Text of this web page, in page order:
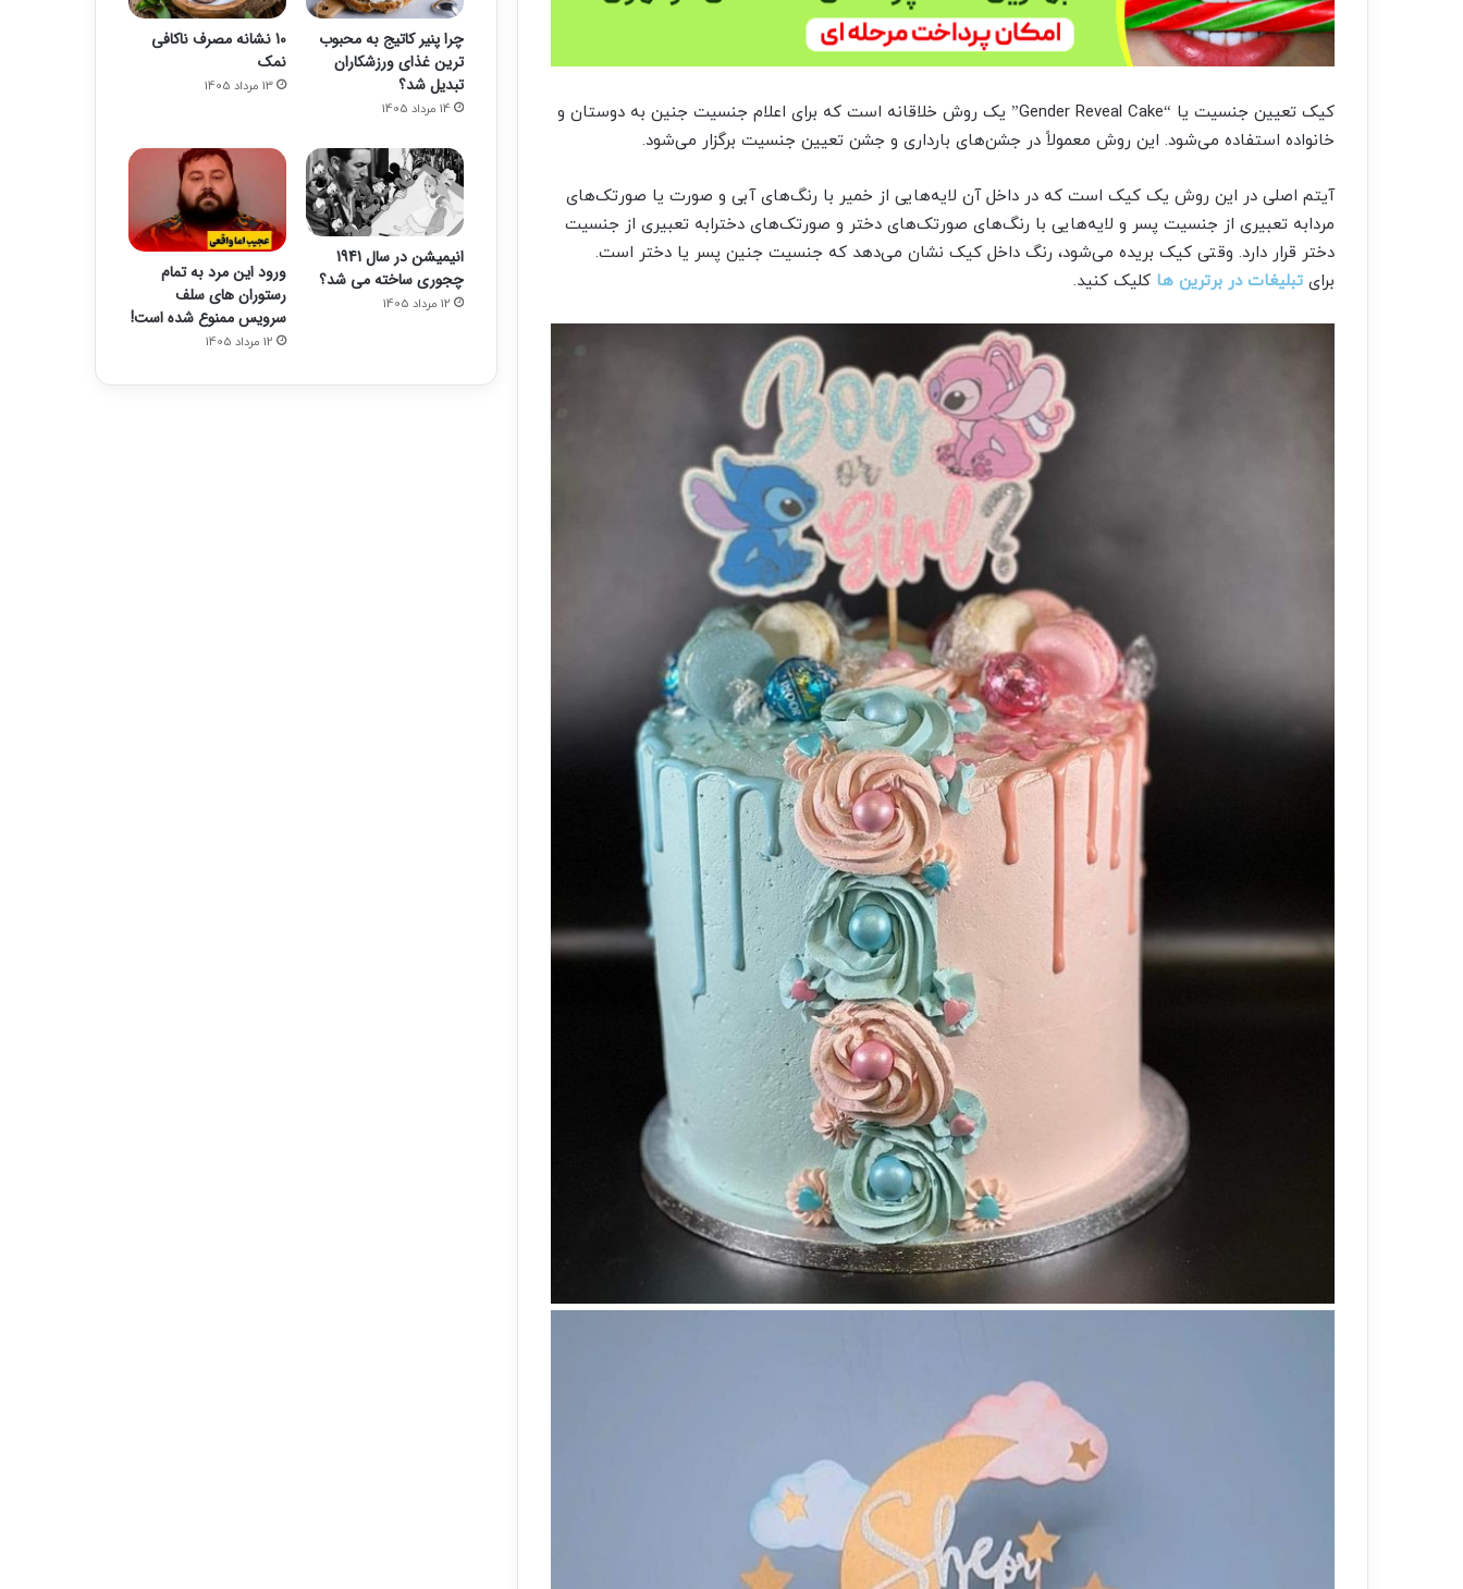
کیک تعیین جنسیت یا “Gender Reveal Cake” یک روش خلاقانه است که برای اعلام جنسیت جنین به دوستان و
خانواده استفاده می‌شود. این روش معمولاً در جشن‌های بارداری و جشن تعیین جنسیت برگزار می‌شود.
آیتم اصلی در این روش یک کیک است که در داخل آن لایه‌هایی از خمیر با رنگ‌های آبی و صورت یا صورتک‌های
مردابه تعبیری از جنسیت پسر و لایه‌هایی با رنگ‌های صورتک‌های دختر و صورتک‌های دخترابه تعبیری از جنسیت
دختر قرار دارد. وقتی کیک بریده می‌شود، رنگ داخل کیک نشان می‌دهد که جنسیت جنین پسر یا دختر است.
برای تبلیغات در برترین ها کلیک کنید.
چرا پنیر کاتیج به محبوب
ترین غذای ورزشکاران
تبدیل شد؟
14 مرداد 1405
10 نشانه مصرف ناکافی
نمک
13 مرداد 1405
انیمیشن در سال 1941
چجوری ساخته می شد؟
12 مرداد 1405
ورود این مرد به تمام
رستوران های سلف
سرویس ممنوع شده است!
12 مرداد 1405